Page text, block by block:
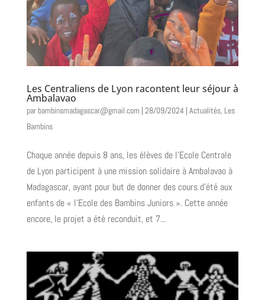
Les Centraliens de Lyon racontent leur séjour à
Ambalavao
parbambinsmadagascar@gmail.com | 28/09/2024 | Actualités, Les
Bambins
Chaque année depuis 8 ans, les élèves de l’Ecole Centrale
de Lyon participent à une mission solidaire à Ambalavao à
Madagascar, ayant pour but de donner des cours d’été aux
enfants de « l’Ecole des Bambins Juniors ». Cette année
encore, le projet a été reconduit, et 7...